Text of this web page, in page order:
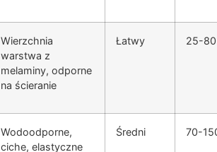
Wierzchnia
warstwa z
melaminy, odporne
na ścieranie
Łatwy 25-80
Wodoodporne,
ciche, elastyczne
Średni 70-